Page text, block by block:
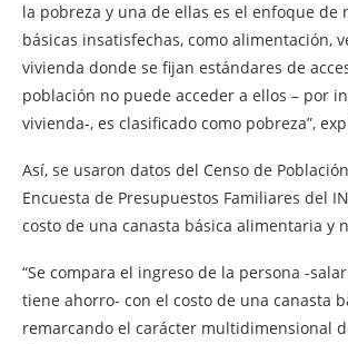
la pobreza y una de ellas es el enfoque de
básicas insatisfechas, como alimentación,
vivienda donde se fijan estándares de
población no puede acceder a ellos – por
vivienda-, es clasificado como pobreza”,
Así, se usaron datos del Censo de
Encuesta de Presupuestos Familiares del
costo de una canasta básica alimentaria y
“Se compara el ingreso de la persona -
tiene ahorro- con el costo de una canasta
remarcando el carácter multidimensional